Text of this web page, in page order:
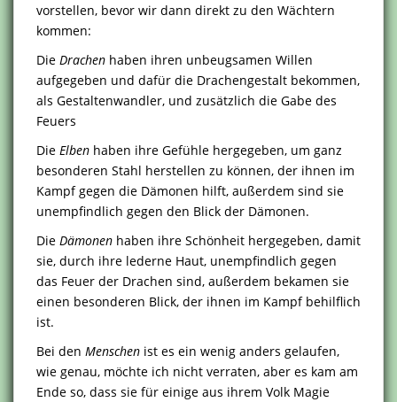
vorstellen, bevor wir dann direkt zu den Wächtern
kommen:
Die Drachen haben ihren unbeugsamen Willen
aufgegeben und dafür die Drachengestalt bekommen,
als Gestaltenwandler, und zusätzlich die Gabe des
Feuers
Die Elben haben ihre Gefühle hergegeben, um ganz
besonderen Stahl herstellen zu können, der ihnen im
Kampf gegen die Dämonen hilft, außerdem sind sie
unempfindlich gegen den Blick der Dämonen.
Die Dämonen haben ihre Schönheit hergegeben, damit
sie, durch ihre lederne Haut, unempfindlich gegen
das Feuer der Drachen sind, außerdem bekamen sie
einen besonderen Blick, der ihnen im Kampf behilflich
ist.
Bei den Menschen ist es ein wenig anders gelaufen,
wie genau, möchte ich nicht verraten, aber es kam am
Ende so, dass sie für einige aus ihrem Volk Magie